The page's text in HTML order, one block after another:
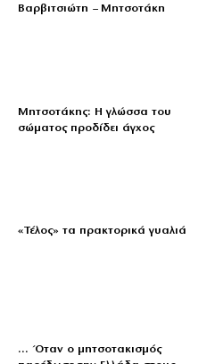
Βαρβιτσιώτη – Μητσοτάκη
Μητσοτάκης: Η γλώσσα του
σώματος προδίδει άγχος
«Τέλος» τα πρακτορικά γυαλιά
… Όταν ο μητσοτακισμός